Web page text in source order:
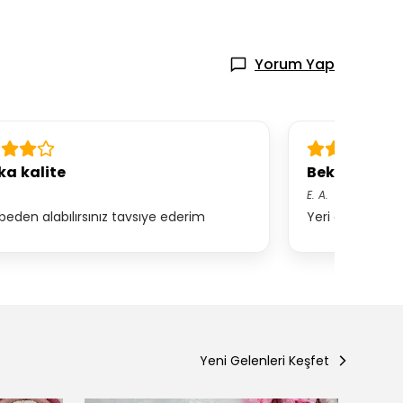
Yorum Yap
kalite
alabılırsınız tavsıye ederim
Beklentimi
E. A.
Yeri dokusu
Yeni Gelenleri Keşfet